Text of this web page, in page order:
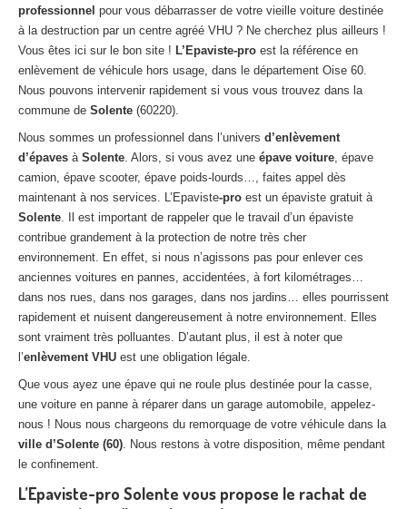
Centreagréé VHU Paris 75 : casse auto avec destruction
Centre
agréé VHU 77 : casse auto avec destruction
Centreagréé VHU 78 : casse auto avec destruction
Centreagréé VHU 91 : casse auto avec destruction
Centreagréé VHU 92 : casse auto avec destruction
Centreagréé VHU 93 : casse auto avec destruction
Centreagréé VHU 94 : casse auto avec destruction
Centreagréé VHU 95 : casse auto avec destruction
DOCUMENTSÀ JOINDRE
RACHATVÉHICULES
CONTACT
01 83 64 20 40
professionnel pour vous débarrasser de votre vieille voiture destinée
à la destruction par un centre agréé VHU ? Ne cherchez plus ailleurs !
Vous êtes ici sur le bon site ! L’Epaviste-pro est la référence en
enlèvement de véhicule hors usage, dans le département Oise 60.
Nous pouvons intervenir rapidement si vous vous trouvez dans la
commune de Solente (60220).
Nous sommes un professionnel dans l’univers d’enlèvement
d’épaves à Solente. Alors, si vous avez une épave voiture, épave
camion, épave scooter, épave poids-lourds…, faites appel dès
maintenant à nos services. L’Epaviste-pro est un épaviste gratuit à
Solente. Il est important de rappeler que le travail d’un épaviste
contribue grandement à la protection de notre très cher
environnement. En effet, si nous n’agissons pas pour enlever ces
anciennes voitures en pannes, accidentées, à fort kilométrages…
dans nos rues, dans nos garages, dans nos jardins… elles pourrissent
rapidement et nuisent dangereusement à notre environnement. Elles
sont vraiment très polluantes. D’autant plus, il est à noter que
l’enlèvement VHU est une obligation légale.
Que vous ayez une épave qui ne roule plus destinée pour la casse,
une voiture en panne à réparer dans un garage automobile, appelez-
nous ! Nous nous chargeons du remorquage de votre véhicule dans la
ville d’Solente (60). Nous restons à votre disposition, même pendant
le confinement.
L’Epaviste-pro Solente vous propose le rachat de